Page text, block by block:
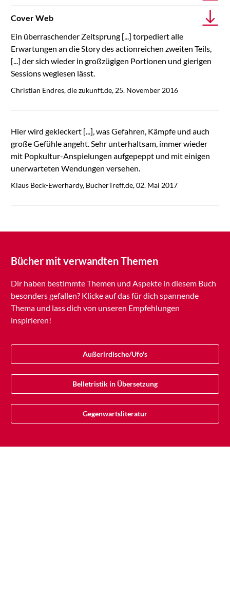
Cover Web
Ein überraschender Zeitsprung [...] torpediert alle
Erwartungen an die Story des actionreichen zweiten Teils,
[...] der sich wieder in großzügigen Portionen und gierigen
Sessions weglesen lässt.
Christian Endres, die zukunft.de, 25. November 2016
Hier wird gekleckert [...], was Gefahren, Kämpfe und auch
große Gefühle angeht. Sehr unterhaltsam, immer wieder
mit Popkultur-Anspielungen aufgepeppt und mit einigen
unerwarteten Wendungen versehen.
Klaus Beck-Ewerhardy, BücherTreff.de, 02. Mai 2017
Bücher mit verwandten Themen
Dir haben bestimmte Themen und Aspekte in diesem Buch
besonders gefallen? Klicke auf das für dich spannende
Thema und lass dich von unseren Empfehlungen
inspirieren!
Außerirdische/Ufo's
Belletristik in Übersetzung
Gegenwartsliteratur